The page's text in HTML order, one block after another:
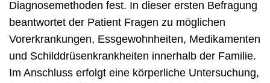
Diagnosemethoden fest. In dieser ersten Befragung
beantwortet der Patient Fragen zu möglichen
Vorerkrankungen, Essgewohnheiten, Medikamenten
und Schilddrüsenkrankheiten innerhalb der Familie.
Im Anschluss erfolgt eine körperliche Untersuchung,